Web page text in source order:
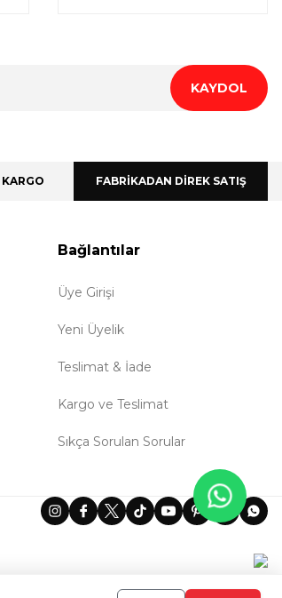
KAYDOL
FABRİKADAN DİREK SATIŞ
Bağlantılar
Üye Girişi
Yeni Üyelik
Teslimat & İade
Kargo ve Teslimat
Sıkça Sorulan Sorular